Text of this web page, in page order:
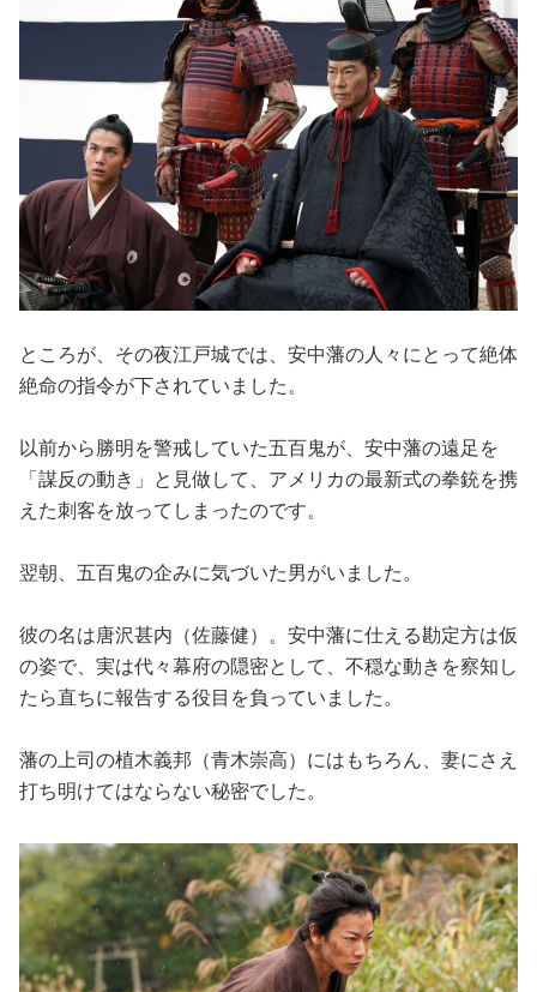
ところが、その夜江戸城では、安中藩の人々にとって絶体
絶命の指令が下されていました。
以前から勝明を警戒していた五百鬼が、安中藩の遠足を
「謀反の動き」と見做して、アメリカの最新式の拳銃を携
えた刺客を放ってしまったのです。
翌朝、五百鬼の企みに気づいた男がいました。
彼の名は唐沢甚内（佐藤健）。安中藩に仕える勘定方は仮
の姿で、実は代々幕府の隠密として、不穏な動きを察知し
たら直ちに報告する役目を負っていました。
藩の上司の植木義邦（青木崇高）にはもちろん、妻にさえ
打ち明けてはならない秘密でした。